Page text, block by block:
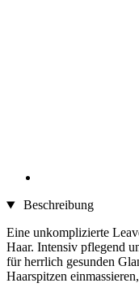
Beschreibung
Eine unkomplizierte
Haar. Intensiv pflegend
für herrlich gesunden
Haarspitzen